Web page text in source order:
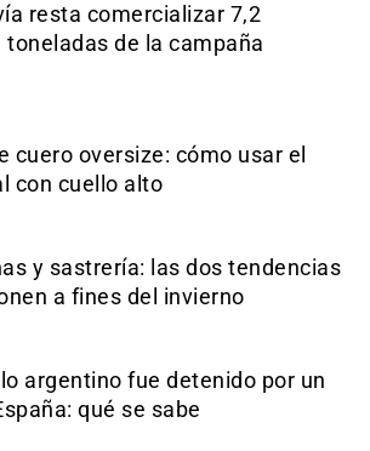
resta comercializar 7,2
toneladas de la campaña
cuero oversize: cómo usar el
con cuello alto
y sastrería: las dos tendencias
a fines del invierno
argentino fue detenido por un
qué se sabe